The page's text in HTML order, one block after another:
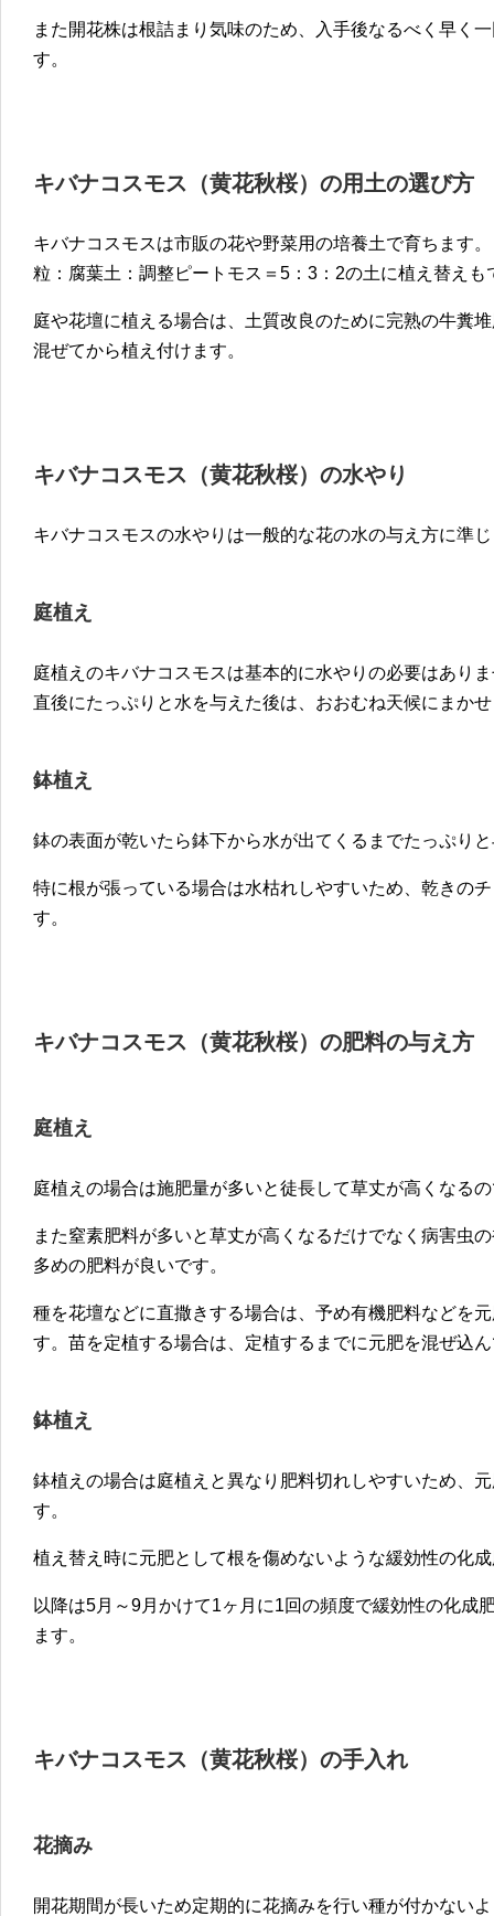
また開花株は根詰まり気味のため、入手後なるべく早く
す。
キバナコスモス（黄花秋桜）の用土の選び方
キバナコスモスは市販の花や野菜用の培養土で育ちます
粒：腐葉土：調整ピートモス＝5：3：2の土に植え替えも
庭や花壇に植える場合は、土質改良のために完熟の牛糞
混ぜてから植え付けます。
キバナコスモス（黄花秋桜）の水やり
キバナコスモスの水やりは一般的な花の水の与え方に準
庭植え
庭植えのキバナコスモスは基本的に水やりの必要はあり
直後にたっぷりと水を与えた後は、おおむね天候にまか
鉢植え
鉢の表面が乾いたら鉢下から水が出てくるまでたっぷり
特に根が張っている場合は水枯れしやすいため、乾きの
す。
キバナコスモス（黄花秋桜）の肥料の与え方
庭植え
庭植えの場合は施肥量が多いと徒長して草丈が高くなる
また窒素肥料が多いと草丈が高くなるだけでなく病害虫
多めの肥料が良いです。
種を花壇などに直撒きする場合は、予め有機肥料などを
す。苗を定植する場合は、定植するまでに元肥を混ぜ込
鉢植え
鉢植えの場合は庭植えと異なり肥料切れしやすいため、
す。
植え替え時に元肥として根を傷めないような緩効性の化
以降は5月～9月かけて1ヶ月に1回の頻度で緩効性の化成
ます。
キバナコスモス（黄花秋桜）の手入れ
花摘み
開花期間が長いため定期的に花摘みを行い種が付かない